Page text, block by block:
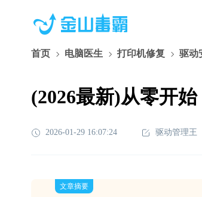
首页 电脑医生 打印机修复 驱动
(2026最新)从零开
2026-01-29 16:07:24 驱动管理王
文章摘要